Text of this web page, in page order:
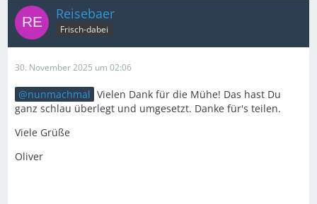
Reisebaer
Frisch-dabei
30. November 2025 um 02:06
nunmachmal Vielen Dank für die Mühe! Das hast Du
ganz schlau überlegt und umgesetzt. Danke für's teilen.
Viele Grüße
Oliver